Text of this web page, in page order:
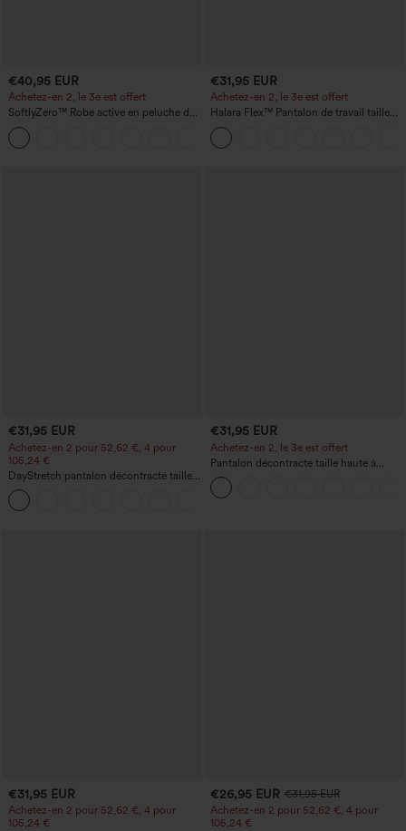
€40,95 EUR
Achetez-en 2, le 3e est offert
SoftlyZero™ Robe active en peluche dos
nu — Édition Hyper Facile
€31,95 EUR
Achetez-en 2, le 3e est offert
Halara Flex™ Pantalon de travail taille
haute avec poche latérale arrière et
légère coupe évasée
€31,95 EUR
Achetez-en 2 pour 52,62 €, 4 pour
105,24 €
DayStretch pantalon décontracté taille
haute avec poches et coupe droite
€31,95 EUR
Achetez-en 2, le 3e est offert
Pantalon décontracté taille haute à
cordon, coupe large en mélange de lin,
avec poches
€31,95 EUR
Achetez-en 2 pour 52,62 €, 4 pour
105,24 €
€26,95 EUR €31,95 EUR
Achetez-en 2 pour 52,62 €, 4 pour
105,24 €